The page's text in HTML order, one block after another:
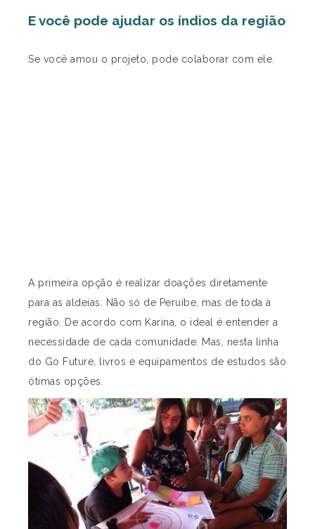
E você pode ajudar os índios da região
Se você amou o projeto, pode colaborar com ele.
A primeira opção é realizar doações diretamente
para as aldeias. Não só de Peruíbe, mas de toda a
região. De acordo com Karina, o ideal é entender a
necessidade de cada comunidade. Mas, nesta linha
do Go Future, livros e equipamentos de estudos são
ótimas opções.